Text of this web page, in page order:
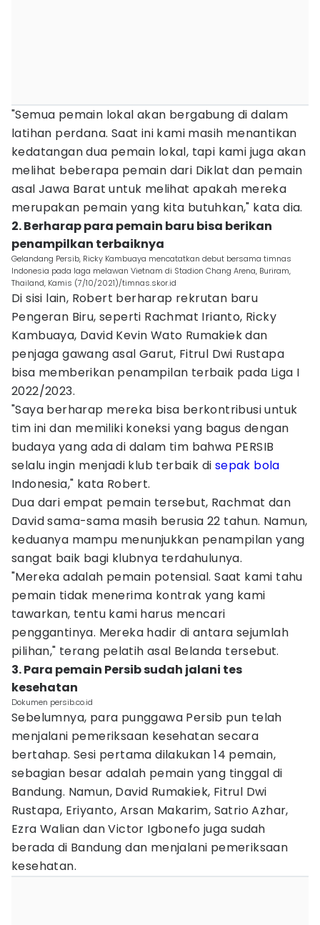
"Semua pemain lokal akan bergabung di dalam
latihan perdana. Saat ini kami masih menantikan
kedatangan dua pemain lokal, tapi kami juga akan
melihat beberapa pemain dari Diklat dan pemain
asal Jawa Barat untuk melihat apakah mereka
merupakan pemain yang kita butuhkan," kata dia.
2. Berharap para pemain baru bisa berikan
penampilkan terbaiknya
Gelandang Persib, Ricky Kambuaya mencatatkan debut bersama timnas
Indonesia pada laga melawan Vietnam di Stadion Chang Arena, Buriram,
Thailand, Kamis (7/10/2021)/timnas.skor.id
Di sisi lain, Robert berharap rekrutan baru
Pengeran Biru, seperti Rachmat Irianto, Ricky
Kambuaya, David Kevin Wato Rumakiek dan
penjaga gawang asal Garut, Fitrul Dwi Rustapa
bisa memberikan penampilan terbaik pada Liga I
2022/2023.
"Saya berharap mereka bisa berkontribusi untuk
tim ini dan memiliki koneksi yang bagus dengan
budaya yang ada di dalam tim bahwa PERSIB
selalu ingin menjadi klub terbaik di sepak bola
Indonesia," kata Robert.
Dua dari empat pemain tersebut, Rachmat dan
David sama-sama masih berusia 22 tahun. Namun,
keduanya mampu menunjukkan penampilan yang
sangat baik bagi klubnya terdahulunya.
"Mereka adalah pemain potensial. Saat kami tahu
pemain tidak menerima kontrak yang kami
tawarkan, tentu kami harus mencari
penggantinya. Mereka hadir di antara sejumlah
pilihan," terang pelatih asal Belanda tersebut.
3. Para pemain Persib sudah jalani tes
kesehatan
Dokumen persib.co.id
Sebelumnya, para punggawa Persib pun telah
menjalani pemeriksaan kesehatan secara
bertahap. Sesi pertama dilakukan 14 pemain,
sebagian besar adalah pemain yang tinggal di
Bandung. Namun, David Rumakiek, Fitrul Dwi
Rustapa, Eriyanto, Arsan Makarim, Satrio Azhar,
Ezra Walian dan Victor Igbonefo juga sudah
berada di Bandung dan menjalani pemeriksaan
kesehatan.